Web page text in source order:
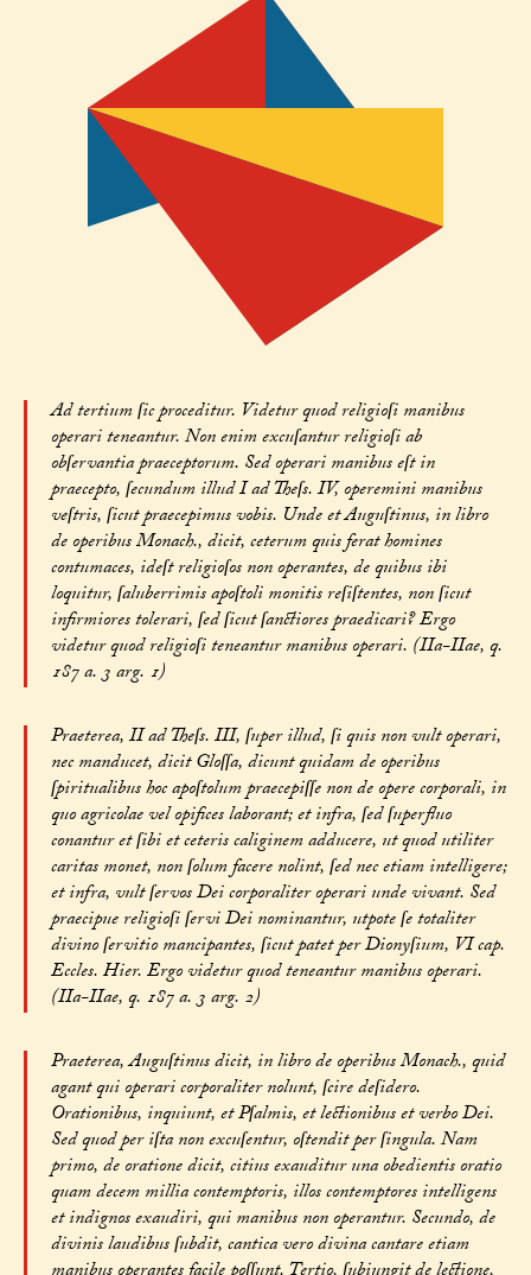
Ad tertium ſic proceditur. Videtur quod religioſi manibus
operari teneantur. Non enim excuſantur religioſi ab
obſervantia praeceptorum. Sed operari manibus eſt in
praecepto, ſecundum illud I ad Theſs. IV, operemini manibus
veſtris, ſicut praecepimus vobis. Unde et Auguſtinus, in libro
de operibus Monach., dicit, ceterum quis ferat homines
contumaces, ideſt religioſos non operantes, de quibus ibi
loquitur, ſaluberrimis apoſtoli monitis reſiſtentes, non ſicut
infirmiores tolerari, ſed ſicut ſanctiores praedicari? Ergo
videtur quod religioſi teneantur manibus operari. (IIa-IIae, q.
187 a. 3 arg. 1)
Praeterea, II ad Theſs. III, ſuper illud, ſi quis non vult operari,
nec manducet, dicit Gloſſa, dicunt quidam de operibus
ſpiritualibus hoc apoſtolum praecepiſſe non de opere corporali, in
quo agricolae vel opifices laborant; et infra, ſed ſuperfluo
conantur et ſibi et ceteris caliginem adducere, ut quod utiliter
caritas monet, non ſolum facere nolint, ſed nec etiam intelligere;
et infra, vult ſervos Dei corporaliter operari unde vivant. Sed
praecipue religioſi ſervi Dei nominantur, utpote ſe totaliter
divino ſervitio mancipantes, ſicut patet per Dionyſium, VI cap.
Eccles. Hier. Ergo videtur quod teneantur manibus operari.
(IIa-IIae, q. 187 a. 3 arg. 2)
Praeterea, Auguſtinus dicit, in libro de operibus Monach., quid
agant qui operari corporaliter nolunt, ſcire deſidero.
Orationibus, inquiunt, et Pſalmis, et lectionibus et verbo Dei.
Sed quod per iſta non excuſentur, oſtendit per ſingula. Nam
primo, de oratione dicit, citius exauditur una obedientis oratio
quam decem millia contemptoris, illos contemptores intelligens
et indignos exaudiri, qui manibus non operantur. Secundo, de
divinis laudibus ſubdit, cantica vero divina cantare etiam